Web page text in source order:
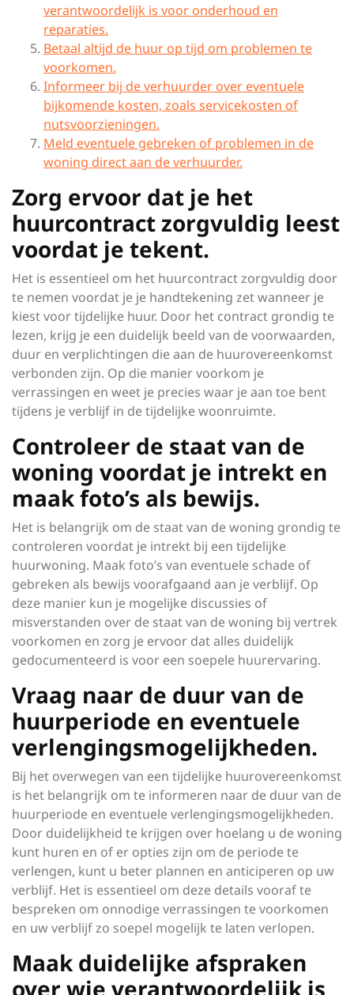
verantwoordelijk is voor onderhoud en
reparaties.
Betaal altijd de huur op tijd om problemen te
voorkomen.
Informeer bij de verhuurder over eventuele
bijkomende kosten, zoals servicekosten of
nutsvoorzieningen.
Meld eventuele gebreken of problemen in de
woning direct aan de verhuurder.
Zorg ervoor dat je het
huurcontract zorgvuldig leest
voordat je tekent.
Het is essentieel om het huurcontract zorgvuldig door
te nemen voordat je je handtekening zet wanneer je
kiest voor tijdelijke huur. Door het contract grondig te
lezen, krijg je een duidelijk beeld van de voorwaarden,
duur en verplichtingen die aan de huurovereenkomst
verbonden zijn. Op die manier voorkom je
verrassingen en weet je precies waar je aan toe bent
tijdens je verblijf in de tijdelijke woonruimte.
Controleer de staat van de
woning voordat je intrekt en
maak foto’s als bewijs.
Het is belangrijk om de staat van de woning grondig te
controleren voordat je intrekt bij een tijdelijke
huurwoning. Maak foto’s van eventuele schade of
gebreken als bewijs voorafgaand aan je verblijf. Op
deze manier kun je mogelijke discussies of
misverstanden over de staat van de woning bij vertrek
voorkomen en zorg je ervoor dat alles duidelijk
gedocumenteerd is voor een soepele huurervaring.
Vraag naar de duur van de
huurperiode en eventuele
verlengingsmogelijkheden.
Bij het overwegen van een tijdelijke huurovereenkomst
is het belangrijk om te informeren naar de duur van de
huurperiode en eventuele verlengingsmogelijkheden.
Door duidelijkheid te krijgen over hoelang u de woning
kunt huren en of er opties zijn om de periode te
verlengen, kunt u beter plannen en anticiperen op uw
verblijf. Het is essentieel om deze details vooraf te
bespreken om onnodige verrassingen te voorkomen
en uw verblijf zo soepel mogelijk te laten verlopen.
Maak duidelijke afspraken
over wie verantwoordelijk is